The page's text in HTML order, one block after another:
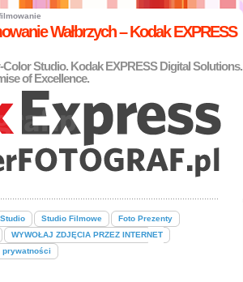
Wałbrzych – Kodak EXPRESS
Studio. Kodak EXPRESS Digital Solutions.
of Excellence.
Studio Filmowe
Foto Prezenty
WYWOŁAJ ZDJĘCIA PRZEZ INTERNET
prywatności